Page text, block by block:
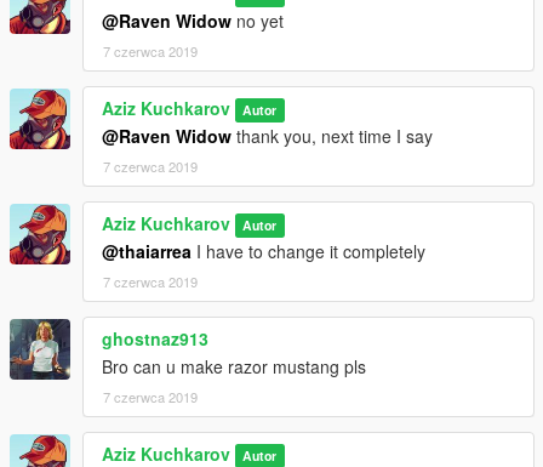
@Raven Widow no yet
7 czerwca 2019
Aziz Kuchkarov Autor
@Raven Widow thank you, next time I say
7 czerwca 2019
Aziz Kuchkarov Autor
@thaiarrea I have to change it completely
7 czerwca 2019
ghostnaz913
Bro can u make razor mustang pls
7 czerwca 2019
Aziz Kuchkarov Autor